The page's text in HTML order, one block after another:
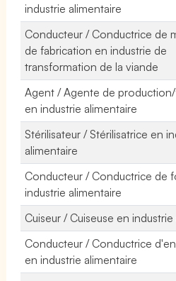
industrie alimentaire
Conducteur / Conductrice de
de fabrication en industrie de
transformation de la viande
Agent / Agente de
en industrie alimentaire
Stérilisateur / Stérilisatrice en
alimentaire
Conducteur / Conductrice de
industrie alimentaire
Cuiseur / Cuiseuse en
Conducteur / Conductrice
en industrie alimentaire